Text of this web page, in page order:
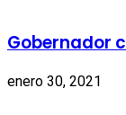
Gobernador
enero 30, 2021